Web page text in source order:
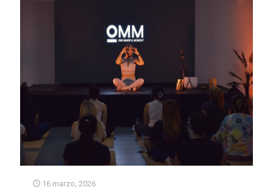
16 marzo, 2026